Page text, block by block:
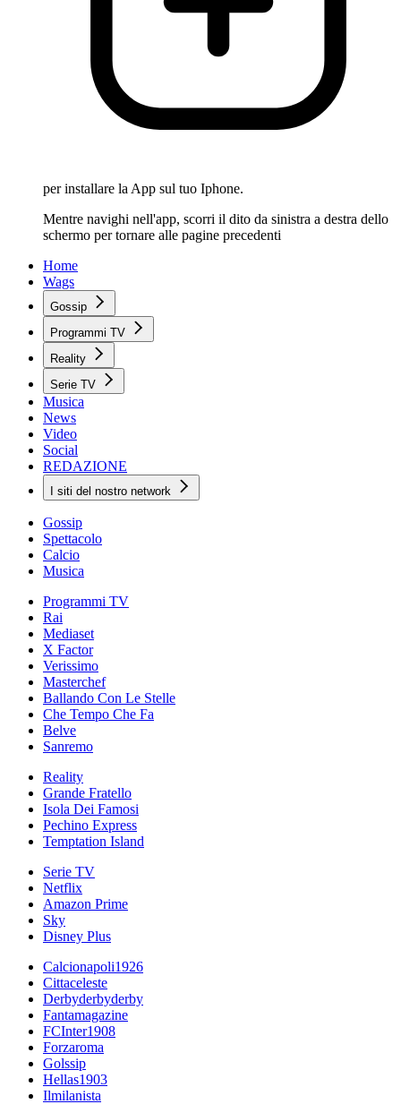
per installare la App sul tuo Iphone.
Mentre navighi nell'app, scorri il dito da sinistra a destra dello
schermo per tornare alle pagine precedenti
Home
Wags
Gossip
Programmi TV
Reality
Serie TV
Musica
News
Video
Social
REDAZIONE
I siti del nostro network
Gossip
Spettacolo
Calcio
Musica
Programmi TV
Rai
Mediaset
X Factor
Verissimo
Masterchef
Ballando Con Le Stelle
Che Tempo Che Fa
Belve
Sanremo
Reality
Grande Fratello
Isola Dei Famosi
Pechino Express
Temptation Island
Serie TV
Netflix
Amazon Prime
Sky
Disney Plus
Calcionapoli1926
Cittaceleste
Derbyderbyderby
Fantamagazine
FCInter1908
Forzaroma
Golssip
Hellas1903
Ilmilanista